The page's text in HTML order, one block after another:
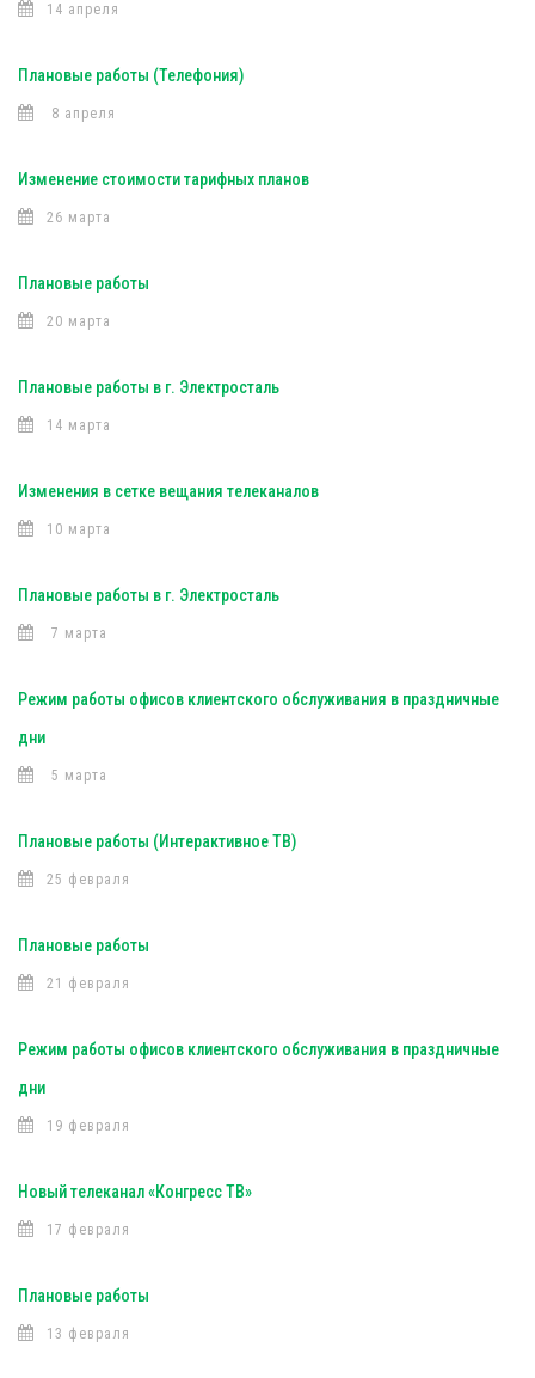
14 апреля
Плановые работы (Телефония)
8 апреля
Изменение стоимости тарифных планов
26 марта
Плановые работы
20 марта
Плановые работы в г. Электросталь
14 марта
Изменения в сетке вещания телеканалов
10 марта
Плановые работы в г. Электросталь
7 марта
Режим работы офисов клиентского обслуживания в праздничные
дни
5 марта
Плановые работы (Интерактивное ТВ)
25 февраля
Плановые работы
21 февраля
Режим работы офисов клиентского обслуживания в праздничные
дни
19 февраля
Новый телеканал «Конгресс ТВ»
17 февраля
Плановые работы
13 февраля